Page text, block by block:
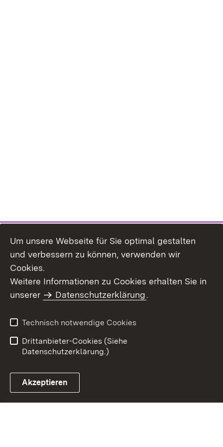
Um unsere Webseite für Sie optimal gestalten
und verbessern zu können, verwenden wir
Cookies.
Weitere Informationen zu Cookies erhalten Sie in
unserer
Datenschutzerklärung.
Technisch notwendige Cookies
Drittanbieter-Cookies (Siehe
Datenschutzerklärung.)
Akzeptieren